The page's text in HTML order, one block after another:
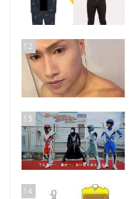
12
13
14